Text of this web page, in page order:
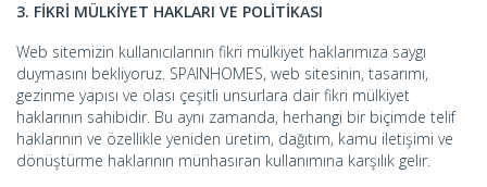
3. FİKRİ MÜLKİYET HAKLARI VE POLİTİKASI
Web sitemizin kullanıcılarının fikri mülkiyet haklarımıza saygı
duymasını bekliyoruz. SPAINHOMES, web sitesinin, tasarımı,
gezinme yapısı ve olası çeşitli unsurlara dair fikri mülkiyet
haklarının sahibidir. Bu aynı zamanda, herhangi bir biçimde telif
haklarının ve özellikle yeniden üretim, dağıtım, kamu iletişimi ve
dönüştürme haklarının münhasıran kullanımına karşılık gelir.